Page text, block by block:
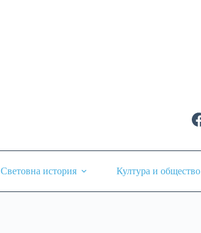
Световна история Култура и общество